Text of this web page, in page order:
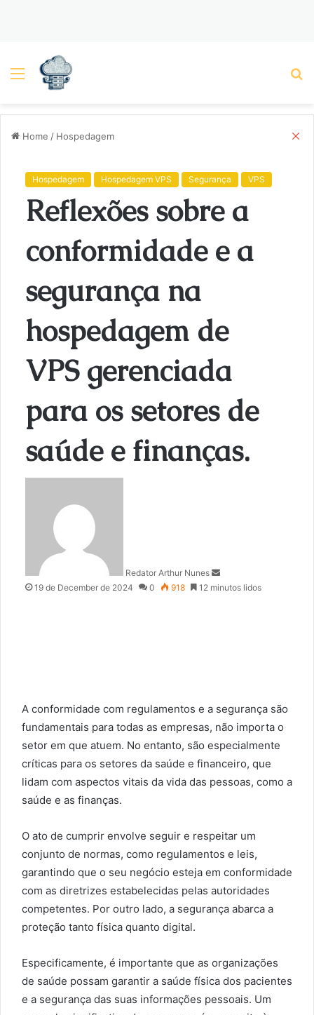
Menu
Home / Hospedagem
Hospedagem Hospedagem VPS Segurança VPS
Reflexões sobre a
conformidade e a
segurança na
hospedagem de
VPS gerenciada
para os setores de
saúde e finanças.
Redator Arthur Nunes
m
19 de December de 2024 0 918 12 minutos lidos
A conformidade com regulamentos e a segurança são
fundamentais para todas as empresas, não importa o
setor em que atuem. No entanto, são especialmente
críticas para os setores da saúde e financeiro, que
lidam com aspectos vitais da vida das pessoas, como a
saúde e as finanças.
O ato de cumprir envolve seguir e respeitar um
conjunto de normas, como regulamentos e leis,
garantindo que o seu negócio esteja em conformidade
com as diretrizes estabelecidas pelas autoridades
competentes. Por outro lado, a segurança abarca a
proteção tanto física quanto digital.
Especificamente, é importante que as organizações
de saúde possam garantir a saúde física dos pacientes
e a segurança das suas informações pessoais. Um